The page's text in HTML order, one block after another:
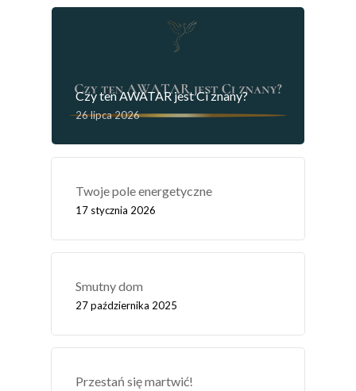
Czy ten AWATAR jest Ci znany?
26 lipca 2026
Twoje pole energetyczne
17 stycznia 2026
Smutny dom
27 października 2025
Przestań się martwić!